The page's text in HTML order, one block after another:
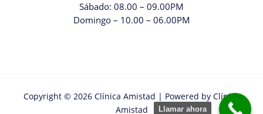
Sábado: 08.00 – 09.00PM
Domingo – 10.00 – 06.00PM
Copyright © 2026 Clínica Amistad | Powered by Clínica
Amistad
Llamar ahora